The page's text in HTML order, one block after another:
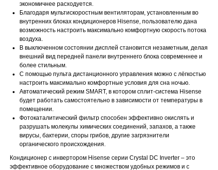
экономичнее расходуется.
Благодаря мультискоростным вентиляторам, установленным во
внутренних блоках кондиционеров Hisense, пользователю дана
возможность настроить максимально комфортную скорость потока
воздуха.
В выключенном состоянии дисплей становится незаметным, делая
внешний вид передней панели внутреннего блока современнее и
более стильным.
С помощью пульта дистанционного управления можно с лёгкостью
настроить максимально комфортные условия для сна ночью.
Автоматический режим SMART, в котором сплит-система Hisense
будет работать самостоятельно в зависимости от температуры в
помещении.
Фотокаталитический фильтр способен эффективно окислять и
разрушать молекулы химических соединений, запахов, а также
вирусы, бактерии, споры грибов, другие загрязнители
органического происхождения.
Кондиционер с инвертором Hisense серии Crystal DC Inverter – это
эффективное оборудование с множеством удобных режимов и с